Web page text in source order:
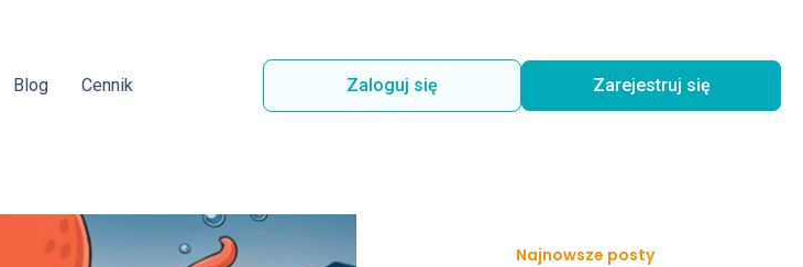
Blog Cennik Zaloguj się Zarejestruj się
Najnowsze posty